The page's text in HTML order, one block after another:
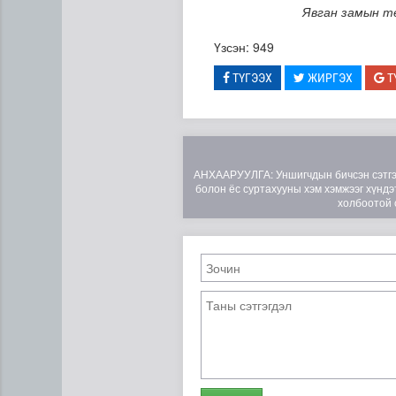
Ирэх 10 хоногт цаг агаар
Явган замын
Үзсэн: 949
ТҮГЭЭХ ЖИРГЭХ
АНХААРУУЛГА: Уншигчдын бичсэн
болон ёс суртахууны хэм хэмжээг
холбоотой